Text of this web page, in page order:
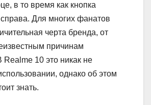
в то время как кнопка
Для многих фанатов
черта бренда, от
причинам
Realme 10 это никак не
однако об этом
знать.